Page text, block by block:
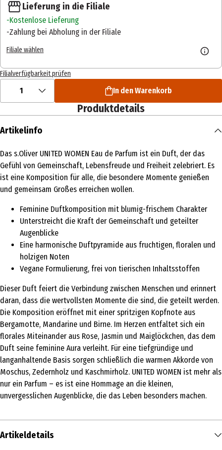
Lieferung in die Filiale
Kostenlose Lieferung
Zahlung bei Abholung in der Filiale
Filiale wählen
Filialverfügbarkeit prüfen
1 In den Warenkorb
Produktdetails
Artikelinfo
Das s.Oliver UNITED WOMEN Eau de Parfum ist ein Duft, der das
Gefühl von Gemeinschaft, Lebensfreude und Freiheit zelebriert. Es
ist eine Komposition für alle, die besondere Momente genießen
und gemeinsam Großes erreichen wollen.
Feminine Duftkomposition mit blumig-frischem Charakter
Unterstreicht die Kraft der Gemeinschaft und geteilter
Augenblicke
Eine harmonische Duftpyramide aus fruchtigen, floralen und
holzigen Noten
Vegane Formulierung, frei von tierischen Inhaltsstoffen
Dieser Duft feiert die Verbindung zwischen Menschen und erinnert
daran, dass die wertvollsten Momente die sind, die geteilt werden.
Die Komposition eröffnet mit einer spritzigen Kopfnote aus
Bergamotte, Mandarine und Birne. Im Herzen entfaltet sich ein
florales Miteinander aus Rose, Jasmin und Maiglöckchen, das dem
Duft seine feminine Aura verleiht. Für eine tiefgründige und
langanhaltende Basis sorgen schließlich die warmen Akkorde von
Moschus, Zedernholz und Kaschmirholz. UNITED WOMEN ist mehr als
nur ein Parfum – es ist eine Hommage an die kleinen,
unvergesslichen Augenblicke, die das Leben besonders machen.
Artikeldetails